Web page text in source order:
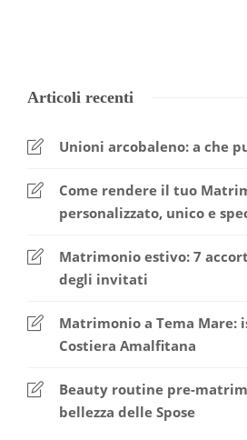
Articoli recenti
Unioni arcobaleno: a che
Come rendere il tuo
personalizzato, unico e
Matrimonio estivo: 7
degli invitati
Matrimonio a Tema Mare:
Costiera Amalfitana
Beauty routine pre-
bellezza delle Spose